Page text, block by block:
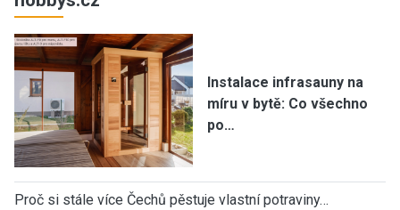
Instalace infrasauny na
míru v bytě: Co všechno
po…
Proč si stále více Čechů pěstuje vlastní potraviny…